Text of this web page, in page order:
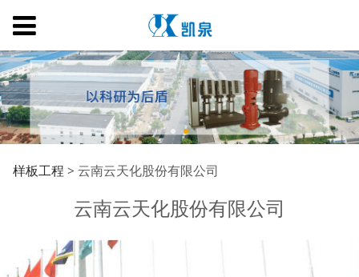
云南云天化股份有限公
样板工程> 云南云天化股份有限公司
云南云天化股份有限公司